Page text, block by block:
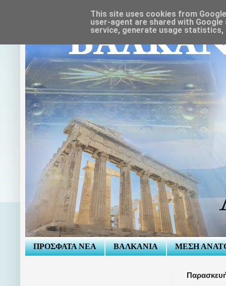
ΠΡΟΣΦΑΤΑ ΝΕΑ ΒΑΛΚΑΝΙΑ ΜΕΣΗ
This site uses cookies from
user-agent are shared with
service, generate usage statistics,